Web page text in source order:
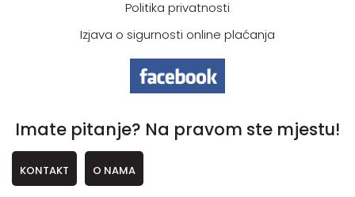
Politika privatnosti
Izjava o sigurnosti online plaćanja
Imate pitanje? Na pravom ste mjestu!
KONTAKT O NAMA